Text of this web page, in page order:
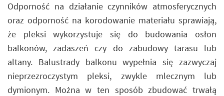
Odporność na działanie czynników atmosferycznych
oraz odporność na korodowanie materiału sprawiają,
że pleksi wykorzystuje się do budowania osłon
balkonów, zadaszeń czy do zabudowy tarasu lub
altany. Balustrady balkonu wypełnia się zazwyczaj
nieprzezroczystym pleksi, zwykle mlecznym lub
dymionym. Można w ten sposób zbudować trwałą